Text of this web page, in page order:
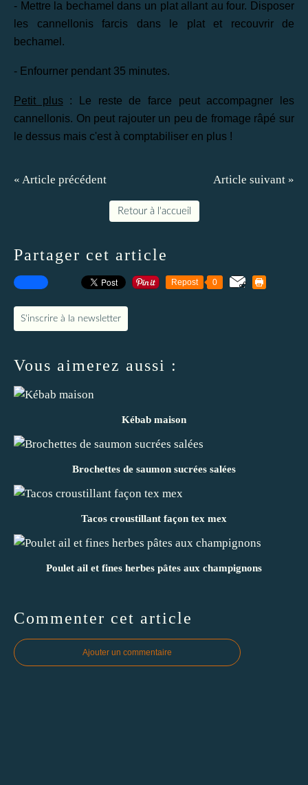
- Mettre la bechamel dans un plat allant au four. Disposer
les cannellonis farcis dans le plat et recouvrir de
bechamel.
- Enfourner pendant 35 minutes.
Petit plus: Le reste de farce peut accompagner les
cannellonis. On peut rajouter un peu de fromage râpé sur
le dessus mais c'est à comptabiliser en plus !
« Article précédent Article suivant »
Retour à l'accueil
Partager cet article
Repost 0
S'inscrire à la newsletter
Vous aimerez aussi :
Kébab maison
Brochettes de saumon sucrées salées
Tacos croustillant façon tex mex
Poulet ail et fines herbes pâtes aux champignons
Commenter cet article
Ajouter un commentaire